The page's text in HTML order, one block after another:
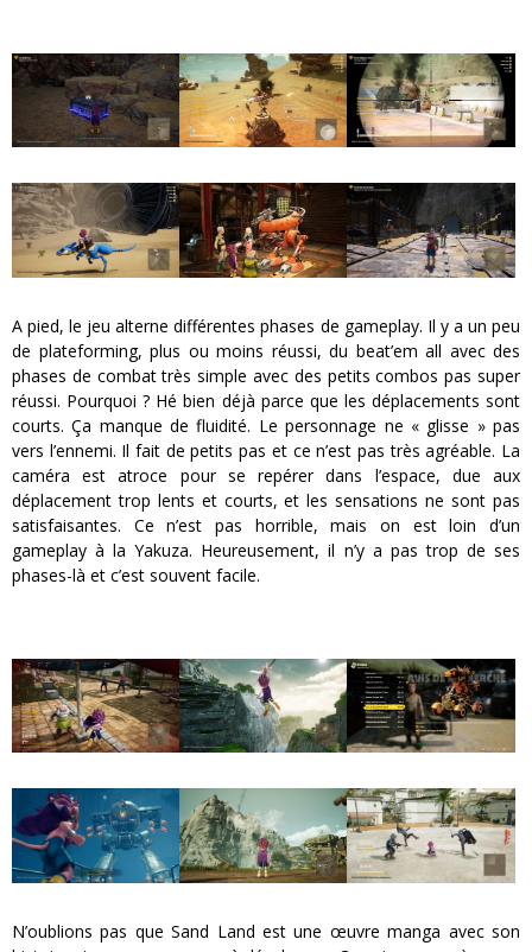
A pied, le jeu alterne différentes phases de gameplay. Il y a un peu
de plateforming, plus ou moins réussi, du beat’em all avec des
phases de combat très simple avec des petits combos pas super
réussi. Pourquoi ? Hé bien déjà parce que les déplacements sont
courts. Ça manque de fluidité. Le personnage ne « glisse » pas
vers l’ennemi. Il fait de petits pas et ce n’est pas très agréable. La
caméra est atroce pour se repérer dans l’espace, due aux
déplacement trop lents et courts, et les sensations ne sont pas
satisfaisantes. Ce n’est pas horrible, mais on est loin d’un
gameplay à la Yakuza. Heureusement, il n’y a pas trop de ses
phases-là et c’est souvent facile.
N’oublions pas que Sand Land est une œuvre manga avec son